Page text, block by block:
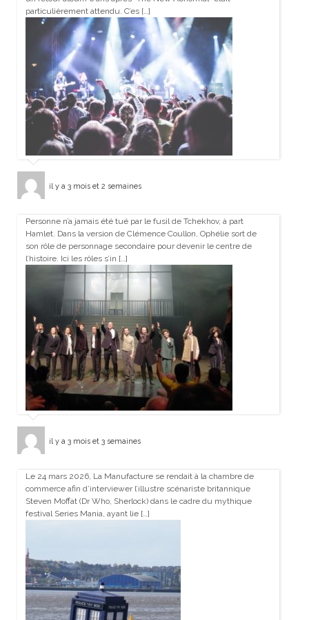
particulièrement attendu. C’es […]
il y a 3 mois et 2 semaines
Personne n’a jamais été tué par le fusil de Tchekhov, à part
Hamlet. Dans la version de Clémence Coullon, Ophélie sort de
son rôle de personnage secondaire pour devenir le centre de
l’histoire. Ici les rôles s’in […]
il y a 3 mois et 3 semaines
Le 24 mars 2026, La Manufacture se rendait à la chambre de
commerce afin d’interviewer l’illustre scénariste britannique
Steven Moffat (Dr Who, Sherlock) dans le cadre du mythique
festival Series Mania, ayant lie […]